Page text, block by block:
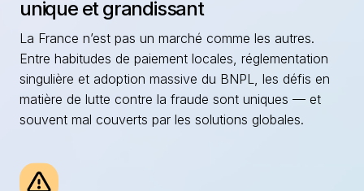
unique et grandissant
La France n’est pas un marché comme les autres.
Entre habitudes de paiement locales, réglementation
singulière et adoption massive du BNPL, les défis en
matière de lutte contre la fraude sont uniques — et
souvent mal couverts par les solutions globales.